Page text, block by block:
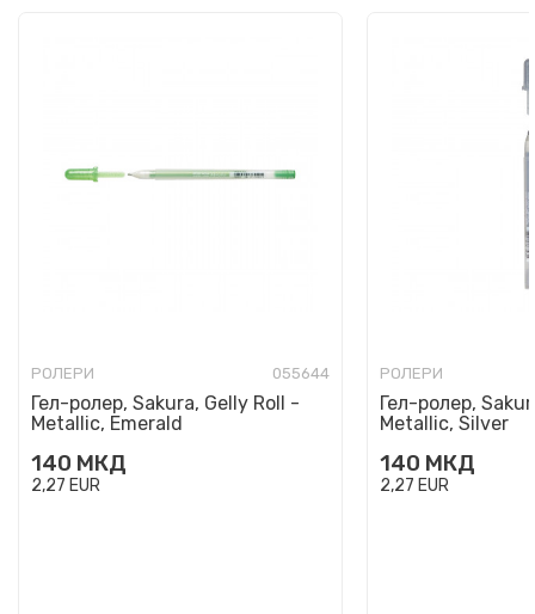
РОЛЕРИ 055644
Гел-ролер, Sakura, Gelly Roll -
Metallic, Emerald
140 МКД
2,27 EUR
РОЛЕРИ
Гел-ролер,
Metallic, Silver
140 МКД
2,27 EUR